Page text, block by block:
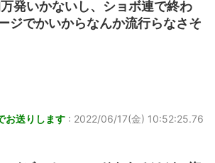
発いかないし、ショボ連で終わ
ジでかいからなんか流行らなさそ
お送りします : 2022/06/17(金) 10:52:25.76